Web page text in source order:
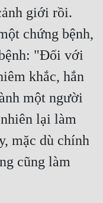
giới rồi.
chứng bệnh,
"Đối với
khắc, hắn
một người
lại làm
mặc dù chính
cũng làm